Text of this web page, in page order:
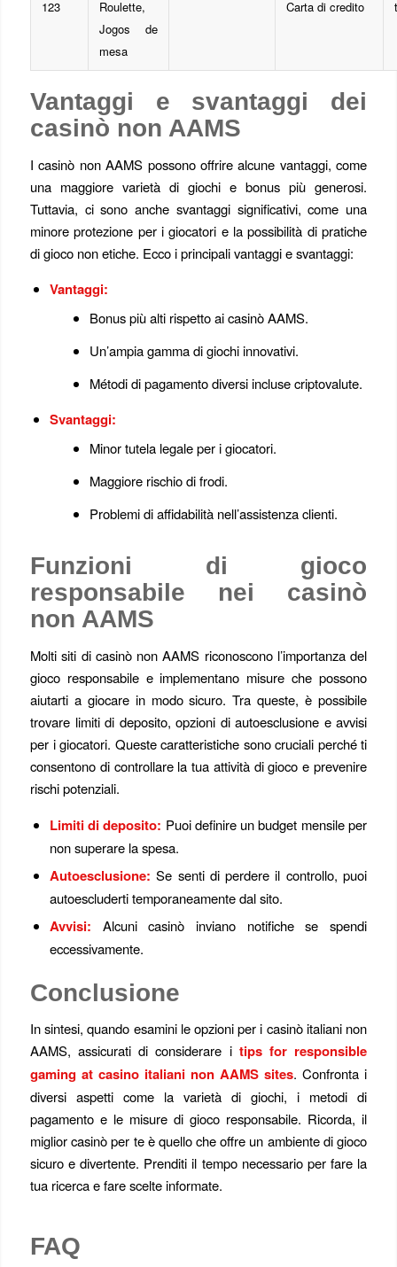
123
Roulette,
Jogos de
mesa
Carta di credito
Vantaggi e svantaggi dei
casinò non AAMS
I casinò non AAMS possono offrire alcune vantaggi, come
una maggiore varietà di giochi e bonus più generosi.
Tuttavia, ci sono anche svantaggi significativi, come una
minore protezione per i giocatori e la possibilità di pratiche
di gioco non etiche. Ecco i principali vantaggi e svantaggi:
Vantaggi:
Bonus più alti rispetto ai casinò AAMS.
Un’ampia gamma di giochi innovativi.
Métodi di pagamento diversi incluse criptovalute.
Svantaggi:
Minor tutela legale per i giocatori.
Maggiore rischio di frodi.
Problemi di affidabilità nell’assistenza clienti.
Funzioni di gioco
responsabile nei casinò
non AAMS
Molti siti di casinò non AAMS riconoscono l’importanza del
gioco responsabile e implementano misure che possono
aiutarti a giocare in modo sicuro. Tra queste, è possibile
trovare limiti di deposito, opzioni di autoesclusione e avvisi
per i giocatori. Queste caratteristiche sono cruciali perché ti
consentono di controllare la tua attività di gioco e prevenire
rischi potenziali.
Limiti di deposito: Puoi definire un budget mensile per
non superare la spesa.
Autoesclusione: Se senti di perdere il controllo, puoi
autoescluderti temporaneamente dal sito.
Avvisi: Alcuni casinò inviano notifiche se spendi
eccessivamente.
Conclusione
In sintesi, quando esamini le opzioni per i casinò italiani non
AAMS, assicurati di considerare i tips for responsible
gaming at casino italiani non AAMS sites. Confronta i
diversi aspetti come la varietà di giochi, i metodi di
pagamento e le misure di gioco responsabile. Ricorda, il
miglior casinò per te è quello che offre un ambiente di gioco
sicuro e divertente. Prenditi il tempo necessario per fare la
tua ricerca e fare scelte informate.
FAQ